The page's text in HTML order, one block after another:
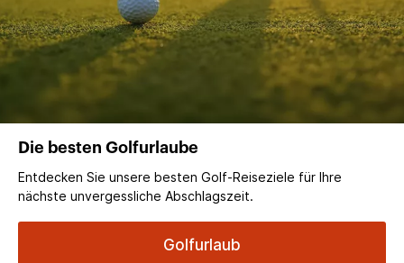
Die besten Golfurlaube
Entdecken Sie unsere besten Golf-Reiseziele für Ihre
nächste unvergessliche Abschlagszeit.
Golfurlaub